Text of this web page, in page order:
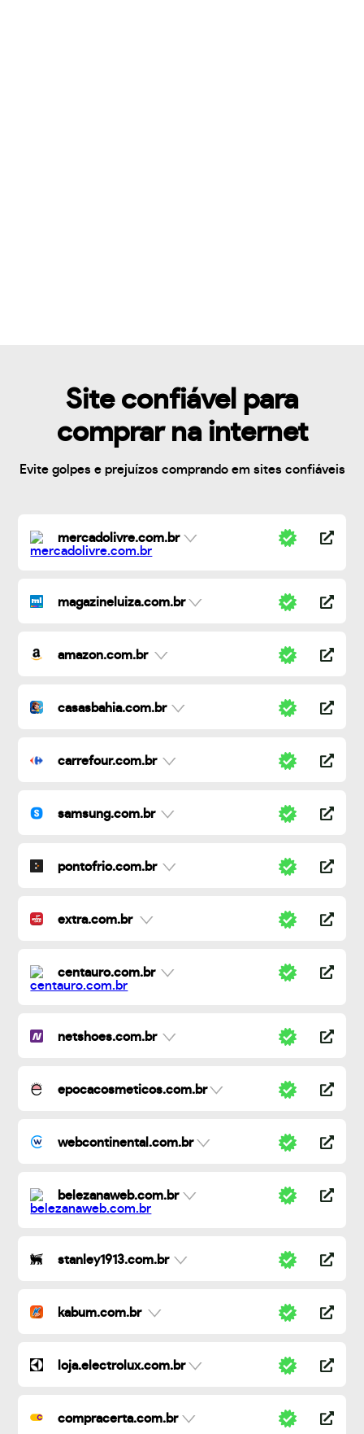
Site confiável para
comprar na internet
Evite golpes e prejuízos comprando em sites confiáveis
mercadolivre.com.br
magazineluiza.com.br
amazon.com.br
casasbahia.com.br
carrefour.com.br
samsung.com.br
pontofrio.com.br
extra.com.br
centauro.com.br
netshoes.com.br
epocacosmeticos.com.br
webcontinental.com.br
belezanaweb.com.br
stanley1913.com.br
kabum.com.br
loja.electrolux.com.br
compracerta.com.br